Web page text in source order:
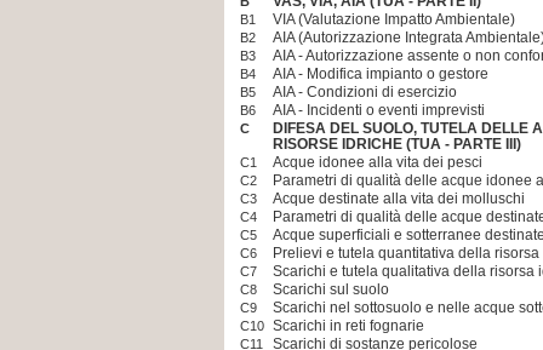
B1 VIA (Valutazione Impatto Ambientale)
B2 AIA (Autorizzazione Integrata
B3 AIA - Autorizzazione assente o non
B4 AIA - Modifica impianto o gestore
B5 AIA - Condizioni di esercizio
B6 AIA - Incidenti o eventi imprevisti
C
DIFESA DEL SUOLO, TUTELA DELLE
RISORSE IDRICHE (TUA - PARTE III)
C1 Acque idonee alla vita dei pesci
C2 Parametri di qualità delle acque idonee
C3 Acque destinate alla vita dei molluschi
C4 Parametri di qualità delle acque
C5 Acque superficiali e sotterranee
C6 Prelievi e tutela quantitativa della
C7 Scarichi e tutela qualitativa della risorsa
C8 Scarichi sul suolo
C9 Scarichi nel sottosuolo e nelle acque
C10 Scarichi in reti fognarie
C11 Scarichi di sostanze pericolose